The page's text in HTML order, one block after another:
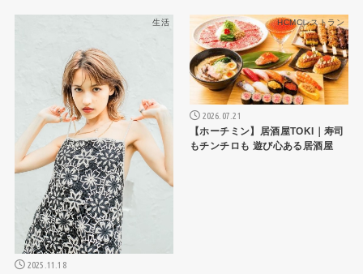
生活
2025.11.18
HCMCレストラン
2026.07.21
【ホーチミン】居酒屋TOKI｜寿司
もチンチロも 遊び心ある居酒屋